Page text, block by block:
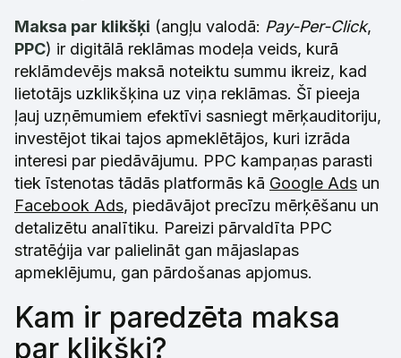
Maksa par klikšķi (angļu valodā: Pay-Per-Click,
PPC) ir digitālā reklāmas modeļa veids, kurā
reklāmdevējs maksā noteiktu summu ikreiz, kad
lietotājs uzklikšķina uz viņa reklāmas. Šī pieeja
ļauj uzņēmumiem efektīvi sasniegt mērķauditoriju,
investējot tikai tajos apmeklētājos, kuri izrāda
interesi par piedāvājumu. PPC kampaņas parasti
tiek īstenotas tādās platformās kā Google Ads un
Facebook Ads, piedāvājot precīzu mērķēšanu un
detalizētu analītiku. Pareizi pārvaldīta PPC
stratēģija var palielināt gan mājaslapas
apmeklējumu, gan pārdošanas apjomus.
Kam ir paredzēta maksa
par klikšķi?